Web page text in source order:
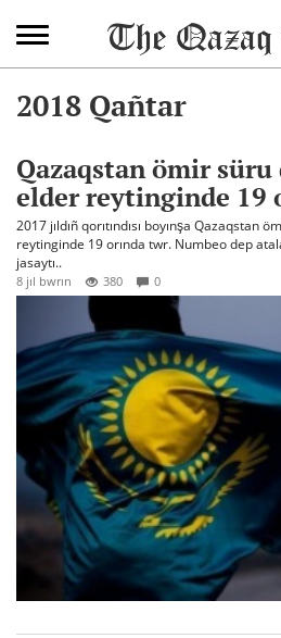
2018 Qañtar
Qazaqstan ömir süru
elder reytinginde 19
2017 jıldıñ qorıtındısı boyınşa Qazaqstan
reytinginde 19 orında twr. Numbeo dep
jasaytı..
8 jıl bwrın 380 0